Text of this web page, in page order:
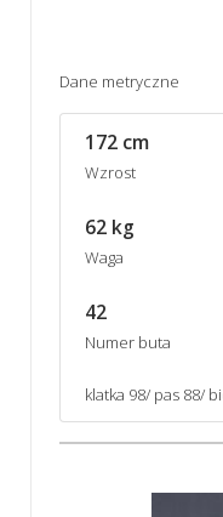
Dane metryczne
172 cm
Wzrost
62 kg
Waga
42
Numer buta
klatka 98/ pas 88/